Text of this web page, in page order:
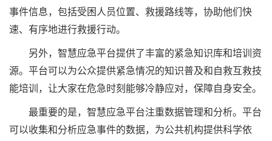
事件信息，包括受困人员位置、救援路线等，协助他们快
速、有序地进行救援行动。
另外，智慧应急平台提供了丰富的紧急知识库和培训资
源。平台可以为公众提供紧急情况的知识普及和自救互救技
能培训，让大家在危急时刻能够冷静应对，保障自身安全。
最重要的是，智慧应急平台注重数据管理和分析。平台
可以收集和分析应急事件的数据，为公共机构提供科学依